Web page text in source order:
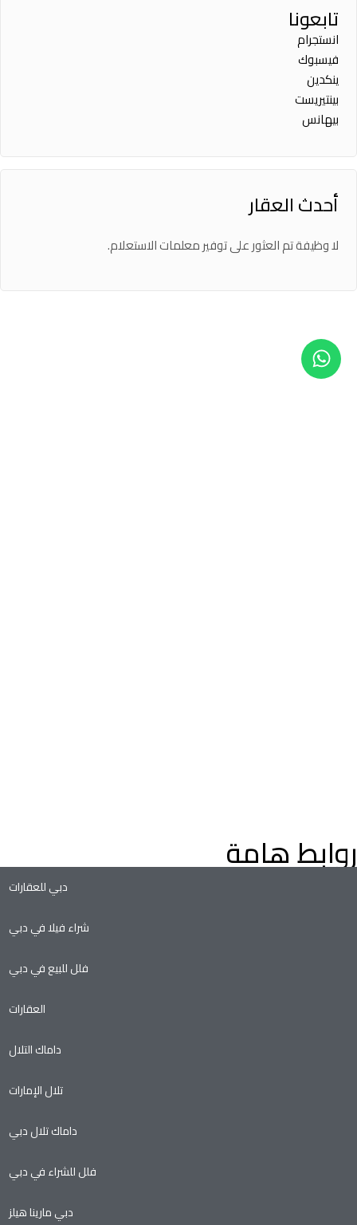
تابعونا
انستجرام
فيسبوك
ينكدين
بينتيريست
بيهانس
أحدث العقار
لا وظيفة تم العثور على توفير معلمات الاستعلام.
روابط هامة
دبي للعقارات
شراء فيلا في دبي
فلل للبيع في دبي
العقارات
داماك التلال
تلال الإمارات
داماك تلال دبي
فلل للشراء في دبي
دبي مارينا هيلز